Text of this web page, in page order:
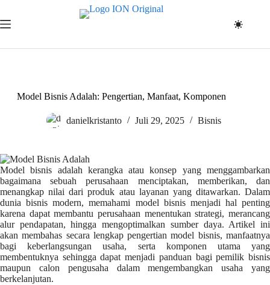
content
Model Bisnis Adalah: Pengertian, Manfaat, Komponen
danielkristanto Juli 29, 2025 Bisnis
Model bisnis adalah kerangka atau konsep yang menggambarkan
bagaimana sebuah perusahaan menciptakan, memberikan, dan
menangkap nilai dari produk atau layanan yang ditawarkan. Dalam
dunia bisnis modern, memahami model bisnis menjadi hal penting
karena dapat membantu perusahaan menentukan strategi, merancang
alur pendapatan, hingga mengoptimalkan sumber daya. Artikel ini
akan membahas secara lengkap pengertian model bisnis, manfaatnya
bagi keberlangsungan usaha, serta komponen utama yang
membentuknya sehingga dapat menjadi panduan bagi pemilik bisnis
maupun calon pengusaha dalam mengembangkan usaha yang
berkelanjutan.